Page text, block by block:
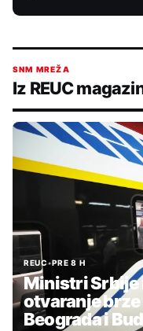
SNM MREŽA
Iz REUC
REUC•PRE 8 H
Ministri Srbije
otvaranje
Beograda i